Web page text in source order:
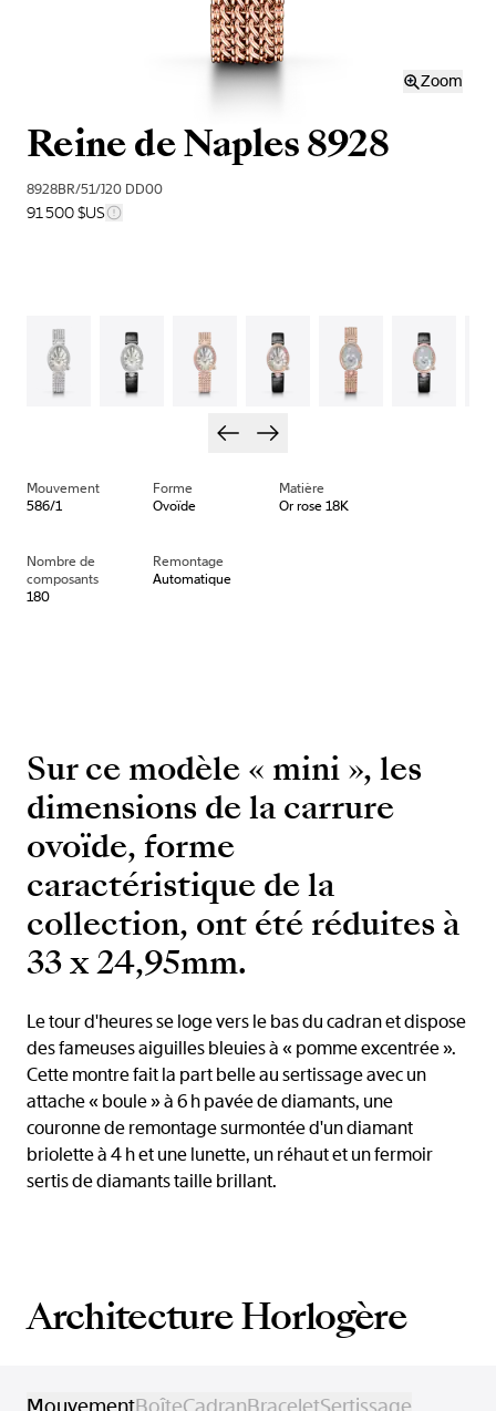
Zoom
Reine de Naples 8928
8928BR/51/J20 DD00
91 500 $US
Mouvement
586/1
Forme
Ovoïde
Matière
Or rose 18K
Nombre de
composants
180
Remontage
Automatique
Sur ce modèle « mini », les
dimensions de la carrure
ovoïde, forme
caractéristique de la
collection, ont été réduites à
33 x 24,95mm.
Le tour d'heures se loge vers le bas du cadran et dispose
des fameuses aiguilles bleuies à « pomme excentrée ».
Cette montre fait la part belle au sertissage avec un
attache « boule » à 6 h pavée de diamants, une
couronne de remontage surmontée d'un diamant
briolette à 4 h et une lunette, un réhaut et un fermoir
sertis de diamants taille brillant.
Architecture Horlogère